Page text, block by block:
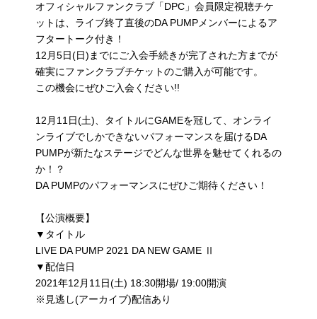
オフィシャルファンクラブ「DPC」会員限定視聴チケ
ットは、ライブ終了直後のDA PUMPメンバーによるア
フタートーク付き！
12月5日(日)までにご入会手続きが完了された方までが
確実にファンクラブチケットのご購入が可能です。
この機会にぜひご入会ください!!
12月11日(土)、タイトルにGAMEを冠して、オンライ
ンライブでしかできないパフォーマンスを届けるDA
PUMPが新たなステージでどんな世界を魅せてくれるの
か！？
DA PUMPのパフォーマンスにぜひご期待ください！
【公演概要】
▼タイトル
LIVE DA PUMP 2021 DA NEW GAME Ⅱ
▼配信日
2021年12月11日(土) 18:30開場/ 19:00開演
※見逃し(アーカイブ)配信あり